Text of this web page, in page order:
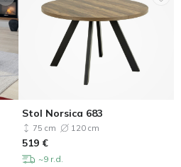
Stol Norsica 683
75 cm 120 cm
519 €
~9 r.d.